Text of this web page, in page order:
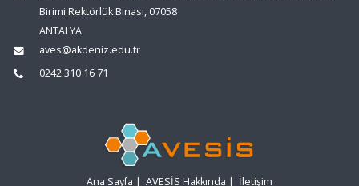
Birimi Rektörlük Binası, 07058
ANTALYA
aves@akdeniz.edu.tr
0242 310 16 71
Ana Sayfa | AVESİS Hakkında | İletişim